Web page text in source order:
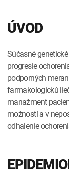
ÚVOD
Súčasné
progresie
podporných
farmakologickú
manažment
možností a v
odhalenie